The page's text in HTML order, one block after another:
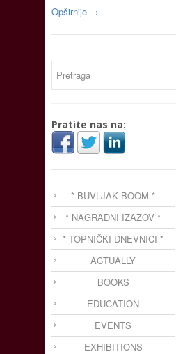
Opširnije →
Pratite nas na:
* BUVLJAK BOOM *
* NAGRADNI IZAZOV *
* TOPNIČKI DNEVNICI *
ACTUALLY
BOOKS
EDUCATION
EVENTS
EXHIBITIONS